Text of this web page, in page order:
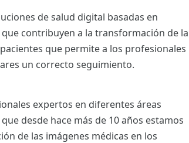
de salud digital basadas en
contribuyen a la transformación de la
que permite a los profesionales
un correcto seguimiento.
expertos en diferentes áreas
desde hace más de 10 años estamos
de las imágenes médicas en los